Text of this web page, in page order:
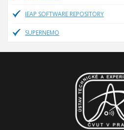
IEAP SOFTWARE REPOSITORY
SUPERNEMO